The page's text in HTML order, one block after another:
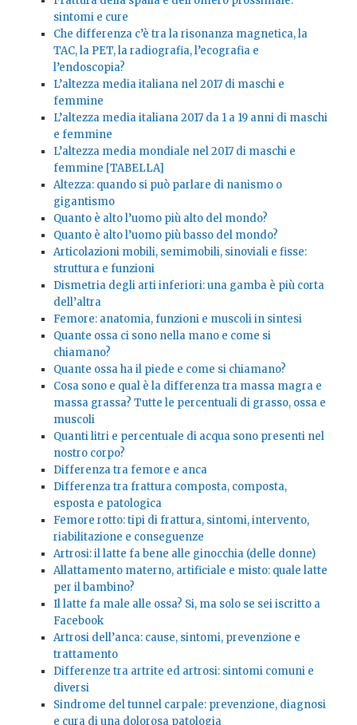
sintomi e cure
Che differenza c’è tra la risonanza magnetica, la
TAC, la PET, la radiografia, l’ecografia e
l’endoscopia?
L’altezza media italiana nel 2017 di maschi e
femmine
L’altezza media italiana 2017 da 1 a 19 anni di maschi
e femmine
L’altezza media mondiale nel 2017 di maschi e
femmine [TABELLA]
Altezza: quando si può parlare di nanismo o
gigantismo
Quanto è alto l’uomo più alto del mondo?
Quanto è alto l’uomo più basso del mondo?
Articolazioni mobili, semimobili, sinoviali e fisse:
struttura e funzioni
Dismetria degli arti inferiori: una gamba è più corta
dell’altra
Femore: anatomia, funzioni e muscoli in sintesi
Quante ossa ci sono nella mano e come si
chiamano?
Quante ossa ha il piede e come si chiamano?
Cosa sono e qual è la differenza tra massa magra e
massa grassa? Tutte le percentuali di grasso, ossa e
muscoli
Quanti litri e percentuale di acqua sono presenti nel
nostro corpo?
Differenza tra femore e anca
Differenza tra frattura composta, composta,
esposta e patologica
Femore rotto: tipi di frattura, sintomi, intervento,
riabilitazione e conseguenze
Artrosi: il latte fa bene alle ginocchia (delle donne)
Allattamento materno, artificiale e misto: quale latte
per il bambino?
Il latte fa male alle ossa? Si, ma solo se sei iscritto a
Facebook
Artrosi dell’anca: cause, sintomi, prevenzione e
trattamento
Differenze tra artrite ed artrosi: sintomi comuni e
diversi
Sindrome del tunnel carpale: prevenzione, diagnosi
e cura di una dolorosa patologia